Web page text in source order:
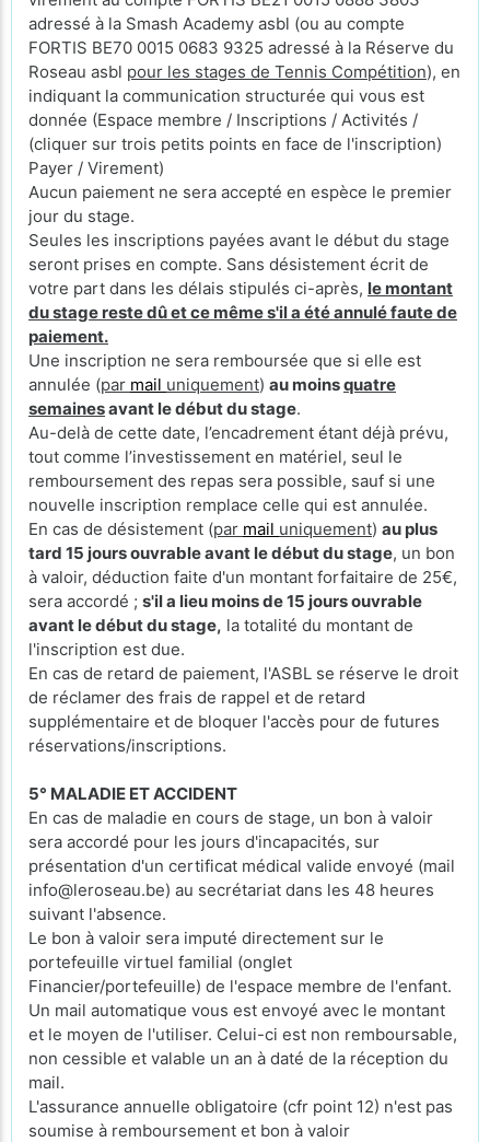
adressé à la Smash Academy asbl (ou au compte
FORTIS BE70 0015 0683 9325 adressé à la Réserve du
Roseau asbl pour les stages de Tennis Compétition), en
indiquant la communication structurée qui vous est
donnée (Espace membre / Inscriptions / Activités /
(cliquer sur trois petits points en face de l'inscription)
Payer / Virement)
Aucun paiement ne sera accepté en espèce le premier
jour du stage.
Seules les inscriptions payées avant le début du stage
seront prises en compte. Sans désistement écrit de
votre part dans les délais stipulés ci-après, le montant
du stage reste dû et ce même s'il a été annulé faute de
paiement.
Une inscription ne sera remboursée que si elle est
annulée (par mail uniquement) au moinsquatre
semainesavant le début du stage.
Au-delà de cette date, l’encadrement étant déjà prévu,
tout comme l’investissement en matériel, seul le
remboursement des repas sera possible, sauf si une
nouvelle inscription remplace celle qui est annulée.
En cas de désistement (par mail uniquement) au plus
tard 15 jours ouvrable avant le début du stage, un bon
à valoir, déduction faite d'un montant forfaitaire de 25€,
sera accordé ; s'il a lieu moins de 15 jours ouvrable
avant le début du stage, la totalité du montant de
l'inscription est due.
En cas de retard de paiement, l'ASBL se réserve le droit
de réclamer des frais de rappel et de retard
supplémentaire et de bloquer l'accès pour de futures
réservations/inscriptions.
5° MALADIE ET ACCIDENT
En cas de maladie en cours de stage, un bon à valoir
sera accordé pour les jours d'incapacités, sur
présentation d'un certificat médical valide envoyé (mail
info@leroseau.be) au secrétariat dans les 48 heures
suivant l'absence.
Le bon à valoir sera imputé directement sur le
portefeuille virtuel familial (onglet
Financier/portefeuille) de l'espace membre de l'enfant.
Un mail automatique vous est envoyé avec le montant
et le moyen de l'utiliser. Celui-ci est non remboursable,
non cessible et valable un an à daté de la réception du
mail.
L'assurance annuelle obligatoire (cfr point 12) n'est pas
soumise à remboursement et bon à valoir